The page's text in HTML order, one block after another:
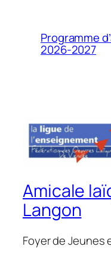
Programme
2026-2027
Amicale
Langon
Foyer de Jeunes